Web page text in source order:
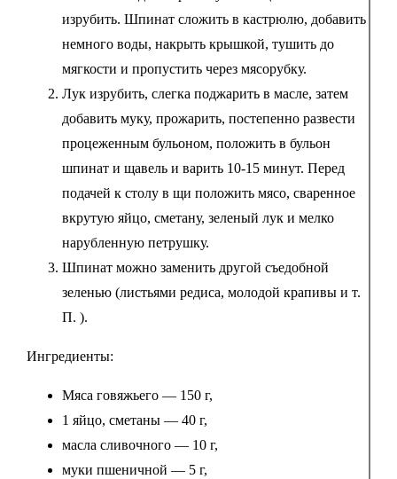
изрубить. Шпинат сложить в кастрюлю, добавить
немного воды, накрыть крышкой, тушить до
мягкости и пропустить через мясорубку.
Лук изрубить, слегка поджарить в масле, затем
добавить муку, прожарить, постепенно развести
процеженным бульоном, положить в бульон
шпинат и щавель и варить 10-15 минут. Перед
подачей к столу в щи положить мясо, сваренное
вкрутую яйцо, сметану, зеленый лук и мелко
нарубленную петрушку.
Шпинат можно заменить другой съедобной
зеленью (листьями редиса, молодой крапивы и т.
П. ).
Ингредиенты:
Мяса говяжьего — 150 г,
1 яйцо, сметаны — 40 г,
масла сливочного — 10 г,
муки пшеничной — 5 г,